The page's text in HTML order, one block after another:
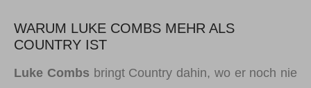
WARUM LUKE COMBS MEHR ALS
COUNTRY IST
Luke Combs bringt Country dahin, wo er noch nie